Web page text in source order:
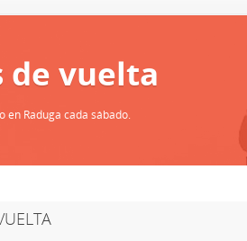
de vuelta
en Raduga cada sábado.